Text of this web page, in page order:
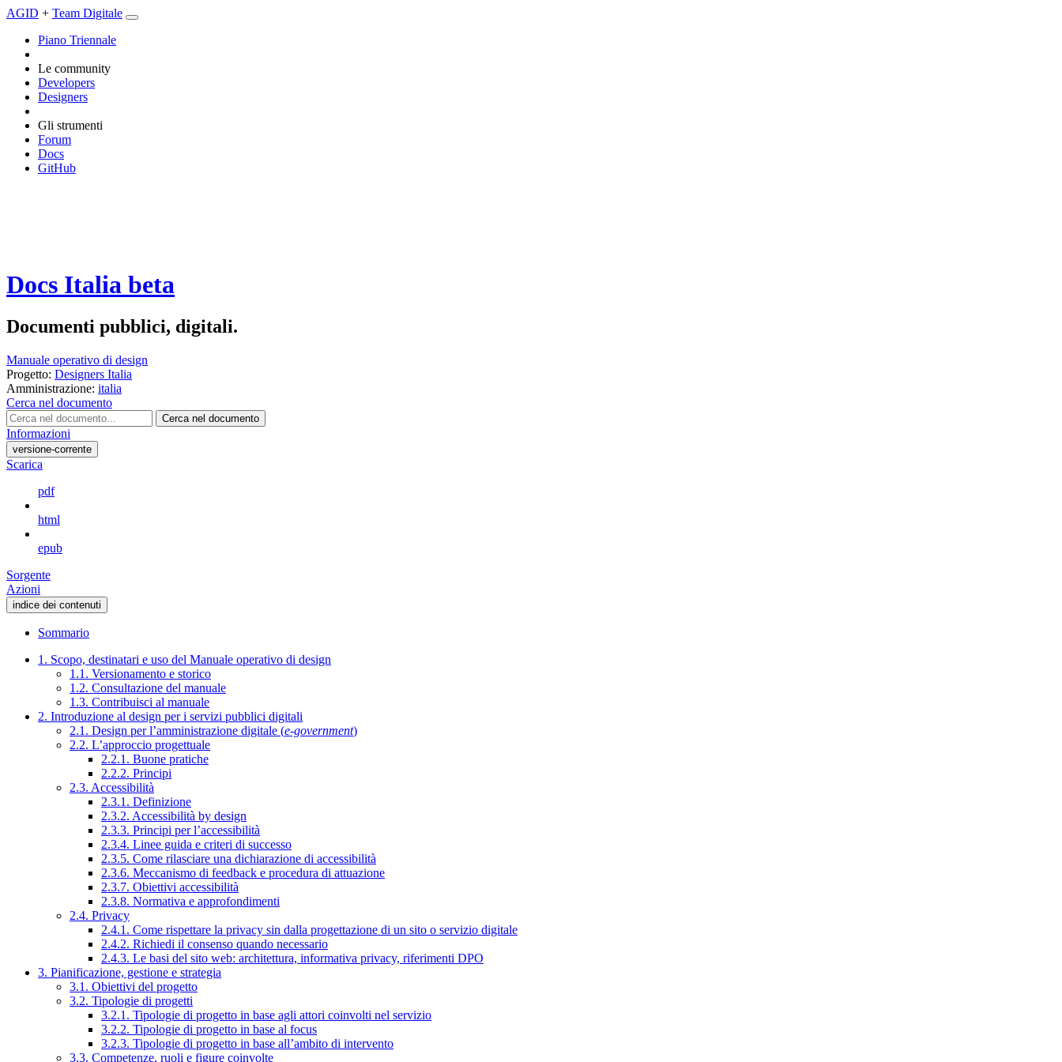
AGID + Team Digitale
Piano Triennale
Le community
Developers
Designers
Gli strumenti
Forum
Docs
GitHub
Docs Italia beta
Documenti pubblici, digitali.
Manuale operativo di design
Progetto: Designers Italia
Amministrazione: italia
Cerca nel documento
Cerca nel documento
Informazioni
versione-corrente
Scarica
pdf
html
epub
Sorgente
Azioni
indice dei contenuti
Sommario
1. Scopo, destinatari e uso del Manuale operativo di design
1.1. Versionamento e storico
1.2. Consultazione del manuale
1.3. Contribuisci al manuale
2. Introduzione al design per i servizi pubblici digitali
2.1. Design per l’amministrazione digitale (e-government)
2.2. L’approccio progettuale
2.2.1. Buone pratiche
2.2.2. Principi
2.3. Accessibilità
2.3.1. Definizione
2.3.2. Accessibilità by design
2.3.3. Principi per l’accessibilità
2.3.4. Linee guida e criteri di successo
2.3.5. Come rilasciare una dichiarazione di accessibilità
2.3.6. Meccanismo di feedback e procedura di attuazione
2.3.7. Obiettivi accessibilità
2.3.8. Normativa e approfondimenti
2.4. Privacy
2.4.1. Come rispettare la privacy sin dalla progettazione di un sito o servizio digitale
2.4.2. Richiedi il consenso quando necessario
2.4.3. Le basi del sito web: architettura, informativa privacy, riferimenti DPO
3. Pianificazione, gestione e strategia
3.1. Obiettivi del progetto
3.2. Tipologie di progetti
3.2.1. Tipologie di progetto in base agli attori coinvolti nel servizio
3.2.2. Tipologie di progetto in base al focus
3.2.3. Tipologie di progetto in base all’ambito di intervento
3.3. Competenze, ruoli e figure coinvolte